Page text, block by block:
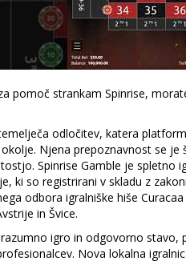
pomoč strankam Spinrise,
odločitev, katera
Njena prepoznavnost se je
Spinrise Gamble je spletno
ki so registrirani v skladu z
odbora igralniške hiše
in Švice.
igro in odgovorno stavo,
Nova lokalna